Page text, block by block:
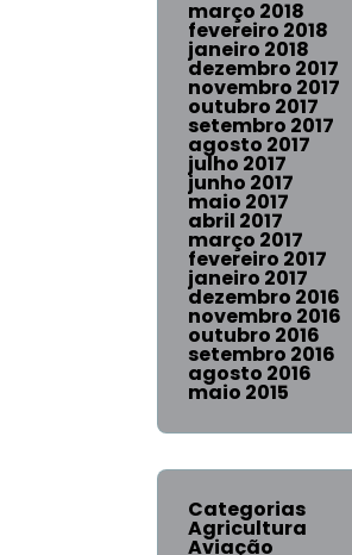
março 2018
fevereiro 2018
janeiro 2018
dezembro 2017
novembro 2017
outubro 2017
setembro 2017
agosto 2017
julho 2017
junho 2017
maio 2017
abril 2017
março 2017
fevereiro 2017
janeiro 2017
dezembro 2016
novembro 2016
outubro 2016
setembro 2016
agosto 2016
maio 2015
Categorias
Agricultura
Aviação